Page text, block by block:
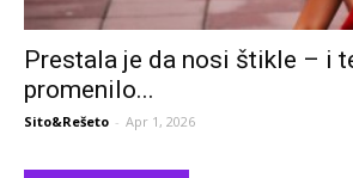
Prestala je da nosi štikle – i
promenilo...
Sito&Rešeto - Apr 1, 2026